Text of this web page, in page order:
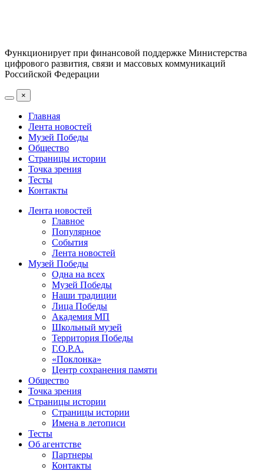
Функционирует при финансовой поддержке Министерства
цифрового развития, связи и массовых коммуникаций
Российской Федерации
×
Главная
Лента новостей
Музей Победы
Общество
Страницы истории
Точка зрения
Тесты
Контакты
Лента новостей
Главное
Популярное
События
Лента новостей
Музей Победы
Одна на всех
Музей Победы
Наши традиции
Лица Победы
Академия МП
Школьный музей
Территория Победы
Г.О.Р.А.
«Поклонка»
Центр сохранения памяти
Общество
Точка зрения
Страницы истории
Страницы истории
Имена в летописи
Тесты
Об агентстве
Партнеры
Контакты